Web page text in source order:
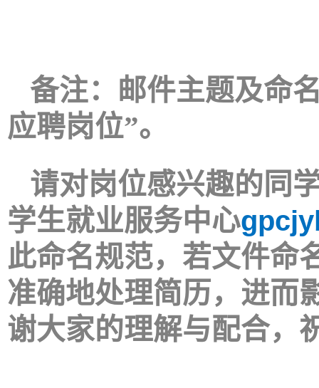
备注：
邮件主题及命
应聘岗位”。
请对岗位感兴趣的同
学生就业服务中心
此命名规范，若文件命
准确地处理简历，进而
谢大家的理解与配合，